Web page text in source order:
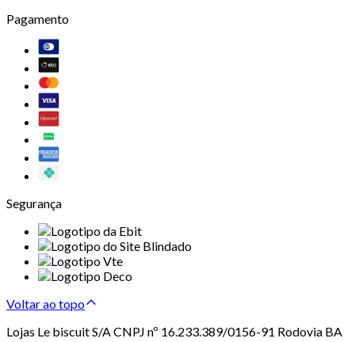
Pagamento
Segurança
Voltar ao topo
Lojas Le biscuit S/A CNPJ nº 16.233.389/0156-91 Rodovia BA